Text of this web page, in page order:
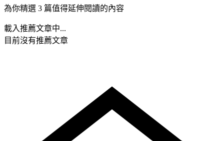
為你精選 3 篇值得延伸閱讀的內容
載入推薦文章中...
目前沒有推薦文章